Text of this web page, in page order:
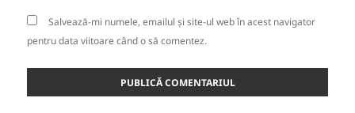
Salvează-mi numele, emailul și site-ul web în acest navigator
pentru data viitoare când o să comentez.